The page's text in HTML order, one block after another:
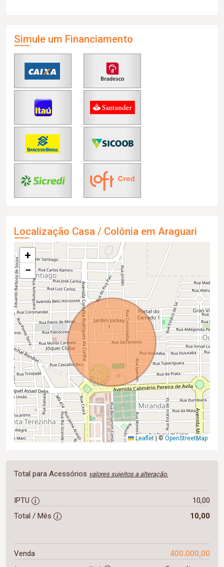
Simule um Financiamento
Localização Casa / Colônia em Araguari
+
−
Leaflet |©OpenStreetMap
Total para Acessórios valores sujeitos a alteração.
IPTU
10,00
Total / Mês
10,00
Venda 400.000,00